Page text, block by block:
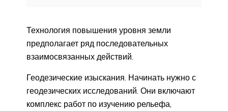
Технология повышения уровня земли
предполагает ряд последовательных
взаимосвязанных действий.
Геодезические изыскания. Начинать нужно с
геодезических исследований. Они включают
комплекс работ по изучению рельефа,